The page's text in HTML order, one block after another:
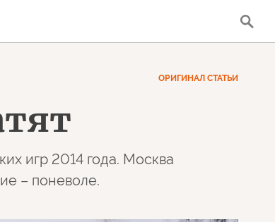
ОРИГИНАЛ СТАТЬИ
игр 2014 года. Москва
– поневоле.